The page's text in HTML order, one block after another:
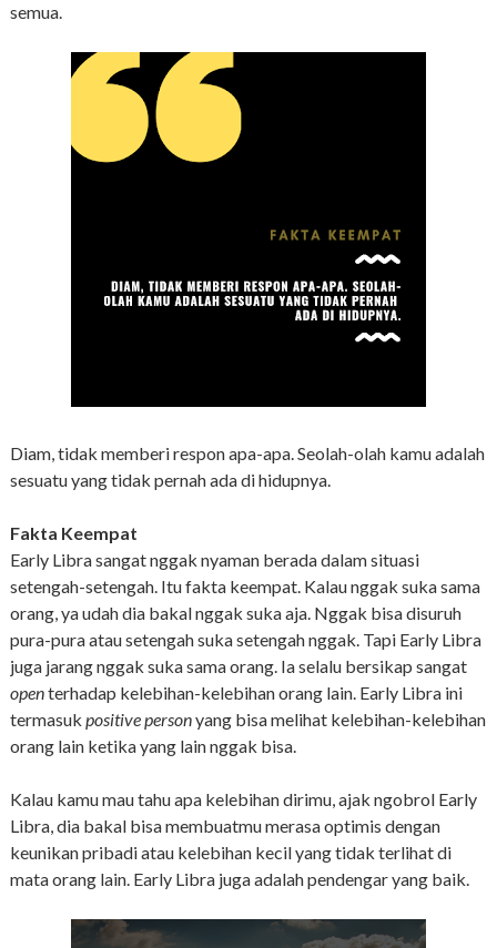
semua.
Diam, tidak memberi respon apa-apa. Seolah-olah kamu adalah
sesuatu yang tidak pernah ada di hidupnya.
Fakta Keempat
Early Libra sangat nggak nyaman berada dalam situasi
setengah-setengah. Itu fakta keempat. Kalau nggak suka sama
orang, ya udah dia bakal nggak suka aja. Nggak bisa disuruh
pura-pura atau setengah suka setengah nggak. Tapi Early Libra
juga jarang nggak suka sama orang. Ia selalu bersikap sangat
openterhadap kelebihan-kelebihan orang lain. Early Libra ini
termasuk positive personyang bisa melihat kelebihan-kelebihan
orang lain ketika yang lain nggak bisa.
Kalau kamu mau tahu apa kelebihan dirimu, ajak ngobrol Early
Libra, dia bakal bisa membuatmu merasa optimis dengan
keunikan pribadi atau kelebihan kecil yang tidak terlihat di
mata orang lain. Early Libra juga adalah pendengar yang baik.